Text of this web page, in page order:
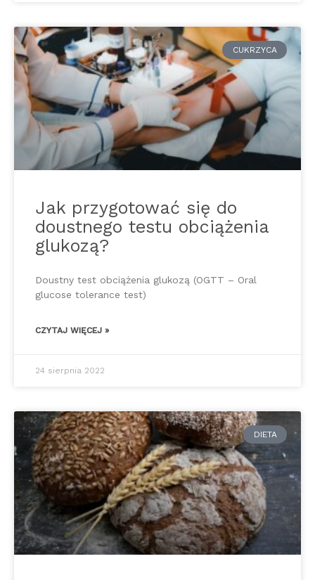
CUKRZYCA
Jak przygotować się do
doustnego testu obciążenia
glukozą?
Doustny test obciążenia glukozą (OGTT – Oral
glucose tolerance test)
CZYTAJ WIĘCEJ »
24 sierpnia 2022
DIETA